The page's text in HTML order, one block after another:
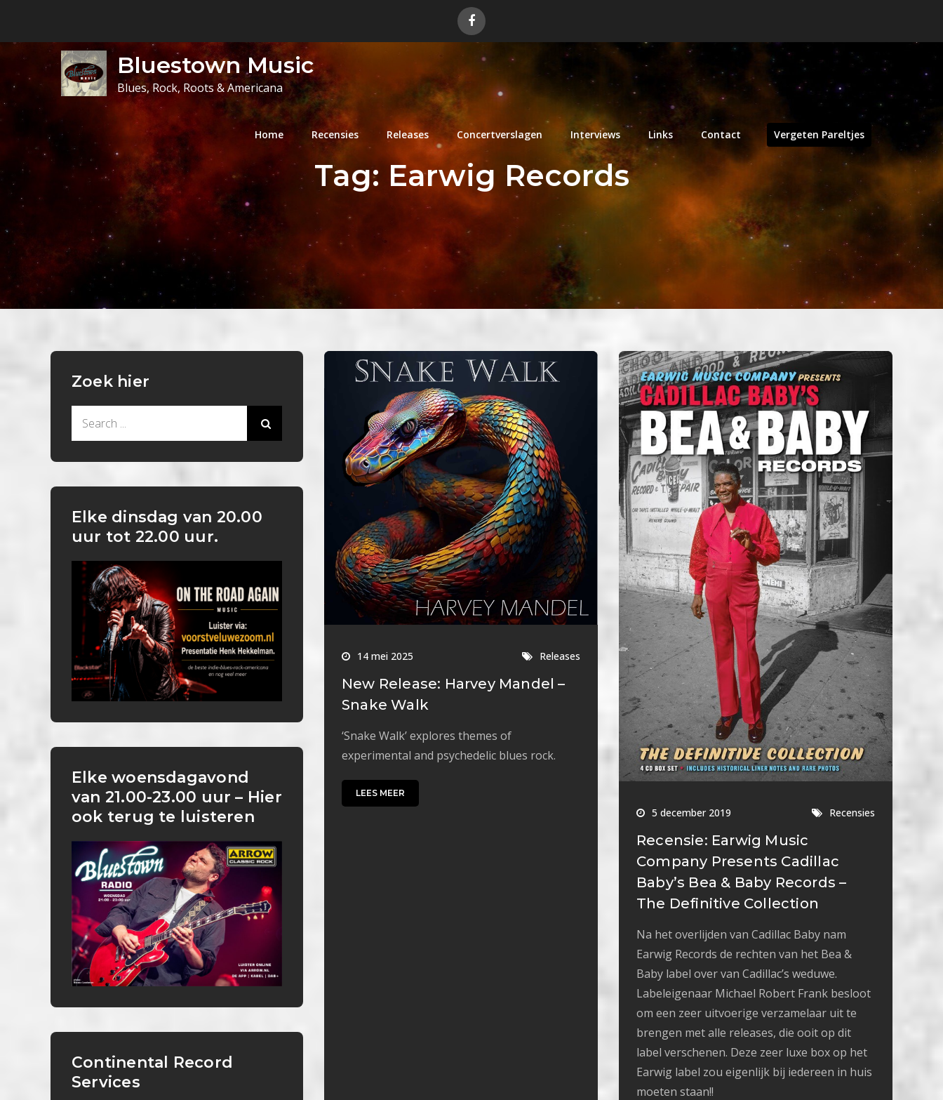
content
Bluestown Music
Blues, Rock, Roots & Americana
Home Recensies Releases Concertverslagen Interviews Links Contact Vergeten Pareltjes
Tag: Earwig Records
14 mei 2025 Releases
New Release: Harvey Mandel –
Snake Walk
‘Snake Walk’ explores themes of
experimental and psychedelic blues rock.
LEES MEER
5 december 2019 Recensies
Recensie: Earwig Music
Company Presents Cadillac
Baby’s Bea & Baby Records –
The Definitive Collection
Na het overlijden van Cadillac Baby nam
Earwig Records de rechten van het Bea &
Baby label over van Cadillac’s weduwe.
Labeleigenaar Michael Robert Frank besloot
om een zeer uitvoerige verzamelaar uit te
brengen met alle releases, die ooit op dit
label verschenen. Deze zeer luxe box op het
Earwig label zou eigenlijk bij iedereen in huis
moeten staan!!
Zoek hier
Elke dinsdag van 20.00
uur tot 22.00 uur.
Elke woensdagavond
van 21.00-23.00 uur – Hier
ook terug te luisteren
Continental Record
Services